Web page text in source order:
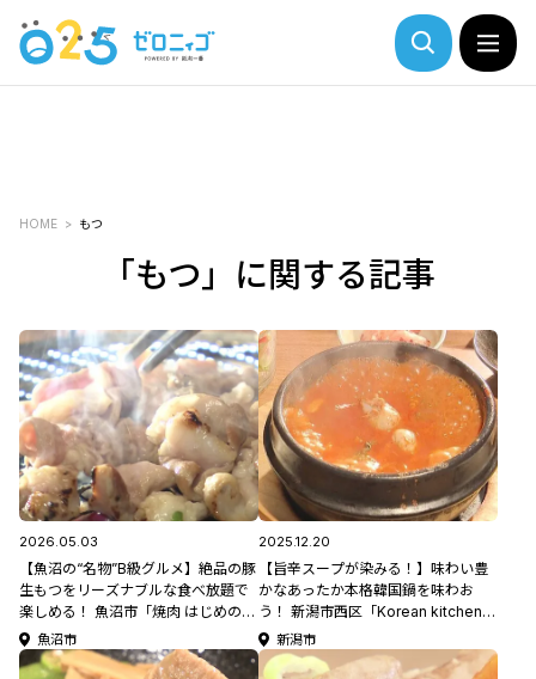
HOME もつ
「もつ」に関する記事
2026.05.03
【魚沼の“名物”B級グルメ】絶品の豚
生もつをリーズナブルな食べ放題で
楽しめる！ 魚沼市「焼肉 はじめの一
歩」と「NIHO」
魚沼市
2025.12.20
【旨辛スープが染みる！】味わい豊
かなあったか本格韓国鍋を味わお
う！ 新潟市西区「Korean kitchen
Cotteji」
新潟市